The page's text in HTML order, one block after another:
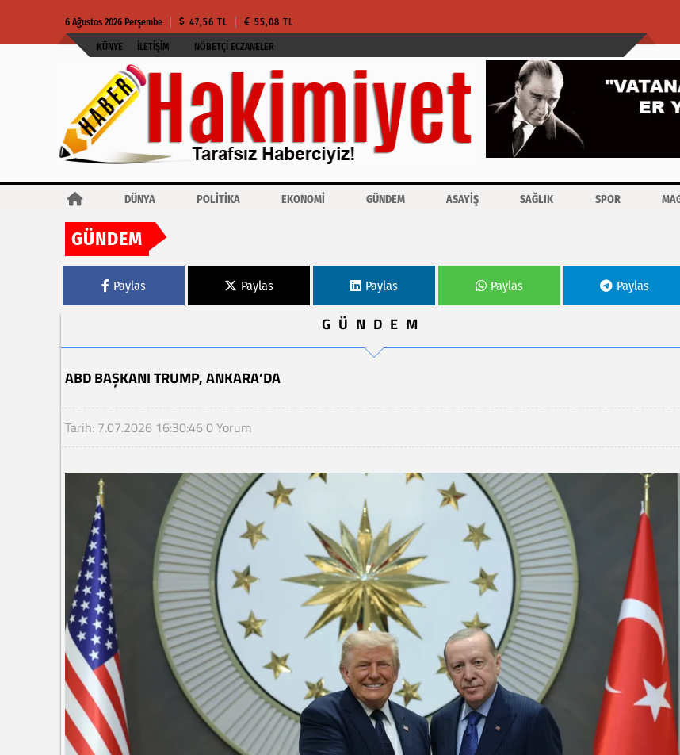
6 Ağustos 2026 Perşembe 47,56 TL 55,08 TL
KÜNYE İLETIŞIM NÖBETÇI ECZANELER
DÜNYA POLİTİKA EKONOMİ GÜNDEM ASAYİŞ SAĞLIK SPOR
GÜNDEM
Paylas Paylas Paylas Paylas Paylas
GÜNDEM
ABD BAŞKANI TRUMP, ANKARA’DA
Tarih: 7.07.2026 16:30:46 0 Yorum